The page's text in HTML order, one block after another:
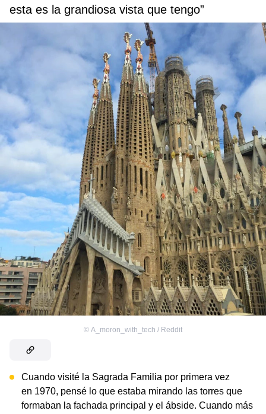
esta es la grandiosa vista que tengo”
© A_moron_with_tech / Reddit
Cuando visité la Sagrada Familia por primera vez
en 1970, pensé lo que estaba mirando las torres que
formaban la fachada principal y el ábside. Cuando más